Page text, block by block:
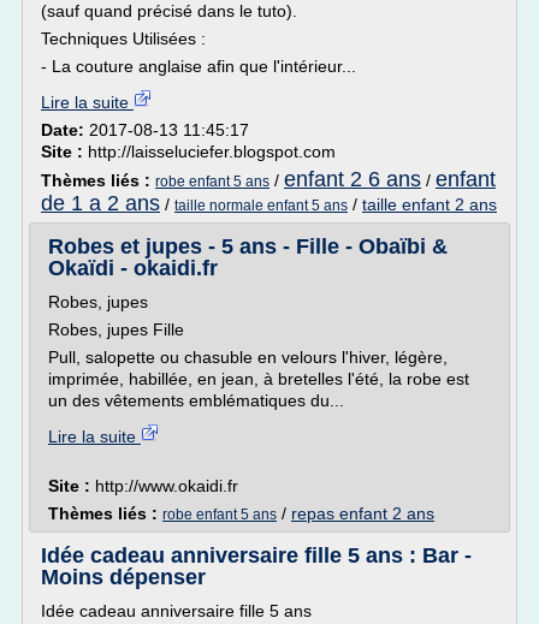
(sauf quand précisé dans le tuto).
Techniques Utilisées :
- La couture anglaise afin que l'intérieur...
Lire la suite
Date: 2017-08-13 11:45:17
Site : http://laisseluciefer.blogspot.com
Thèmes liés : robe enfant 5 ans / enfant 2 6 ans / enfant
de 1 a 2 ans / taille normale enfant 5 ans / taille enfant 2 ans
Robes et jupes - 5 ans - Fille - Obaïbi &
Okaïdi - okaidi.fr
Robes, jupes
Robes, jupes Fille
Pull, salopette ou chasuble en velours l'hiver, légère,
imprimée, habillée, en jean, à bretelles l'été, la robe est
un des vêtements emblématiques du...
Lire la suite
Site : http://www.okaidi.fr
Thèmes liés : robe enfant 5 ans / repas enfant 2 ans
Idée cadeau anniversaire fille 5 ans : Bar -
Moins dépenser
Idée cadeau anniversaire fille 5 ans